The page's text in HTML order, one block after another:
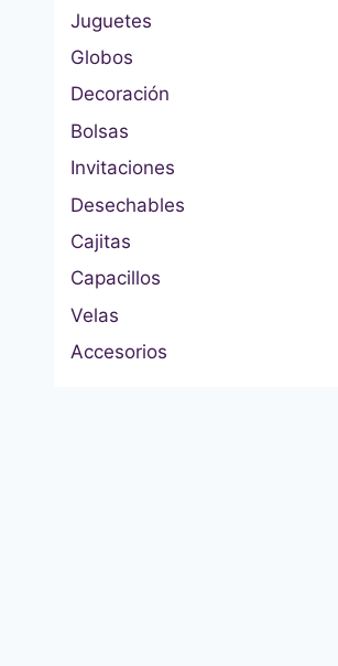
Juguetes
Globos
Decoración
Bolsas
Invitaciones
Desechables
Cajitas
Capacillos
Velas
Accesorios